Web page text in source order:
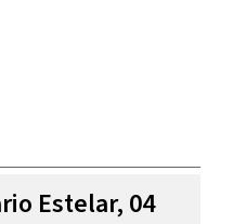
Estelar, 04